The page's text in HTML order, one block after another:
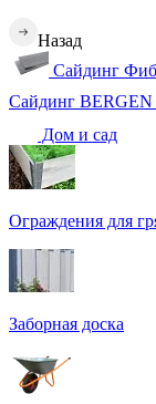
Назад
Сайдинг
Сайдинг BERGEN
Дом и сад
Ограждения для
Заборная доска